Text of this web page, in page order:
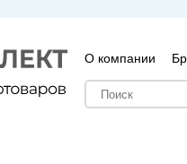
О компании